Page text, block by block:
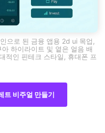
으로 된 금융 앱용 2d ui 목업,
하이라이트 및 옅은 얼음 배
적인 핀테크 스타일, 휴대폰 프
트 비주얼 만들기